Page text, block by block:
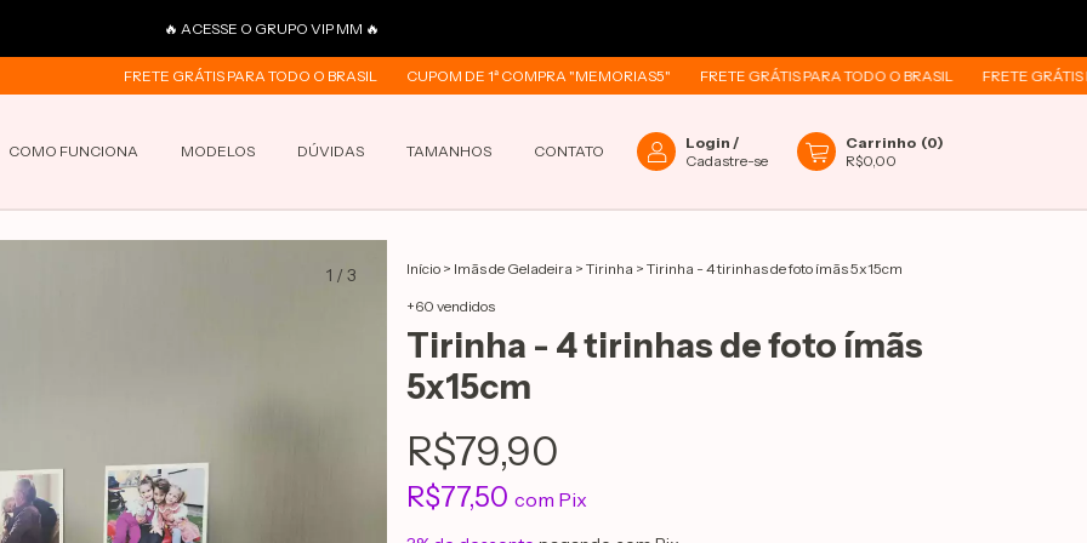
🔥 ACESSE O GRUPO VIP MM 🔥
FRETE GRÁTIS PARA TODO O BRASIL CUPOM DE 1ª COMPRA "MEMORIAS5" FRETE GRÁTIS PARA TODO O BRASIL FRETE GRÁTIS PARA
Login /
Cadastre-se
Carrinho (0)
R$0,00
COMO FUNCIONA MODELOS DÚVIDAS TAMANHOS CONTATO
1 / 3 Início > Imãs de Geladeira > Tirinha > Tirinha - 4 tirinhas de foto ímãs 5x15cm
+60 vendidos
Tirinha - 4 tirinhas de foto ímãs
5x15cm
R$79,90
R$77,50 com Pix